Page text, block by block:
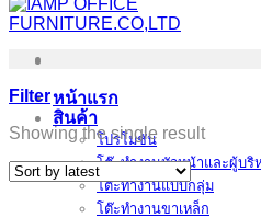
หน้าแรก
สินค้า
โปรโมชั่น
โต๊ะทำงานหัวหน้าและผู้บริ
โต๊ะทำงานแบบกลุ่ม
โต๊ะทำงานขาเหล็ก
Filter
Showing the single result